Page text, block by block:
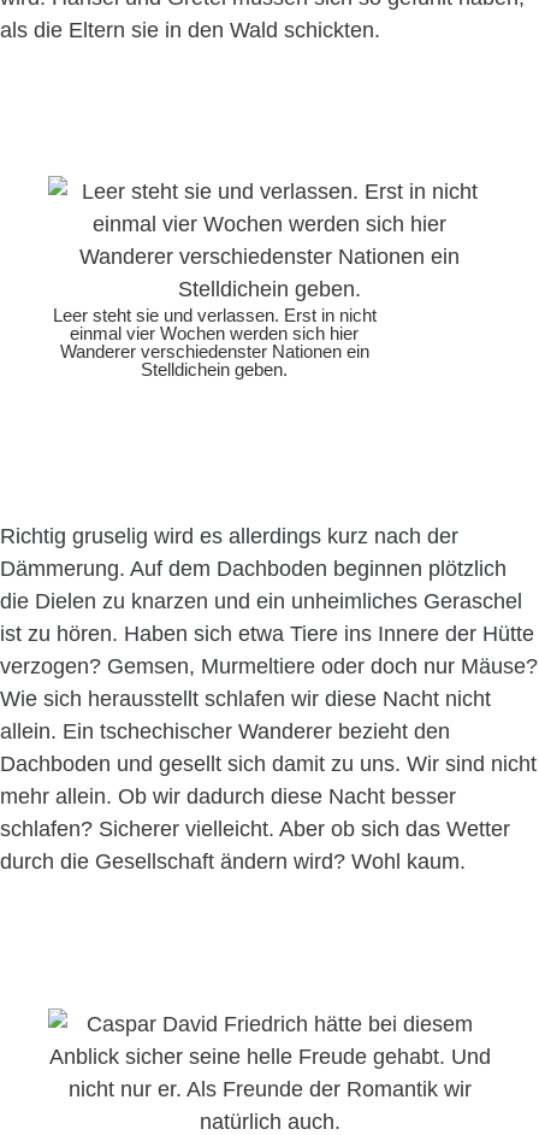
als die Eltern sie in den Wald schickten.
Leer steht sie und verlassen. Erst in nicht
einmal vier Wochen werden sich hier
Wanderer verschiedenster Nationen ein
Stelldichein geben.
Richtig gruselig wird es allerdings kurz nach der
Dämmerung. Auf dem Dachboden beginnen plötzlich
die Dielen zu knarzen und ein unheimliches Geraschel
ist zu hören. Haben sich etwa Tiere ins Innere der Hütte
verzogen? Gemsen, Murmeltiere oder doch nur Mäuse?
Wie sich herausstellt schlafen wir diese Nacht nicht
allein. Ein tschechischer Wanderer bezieht den
Dachboden und gesellt sich damit zu uns. Wir sind nicht
mehr allein. Ob wir dadurch diese Nacht besser
schlafen? Sicherer vielleicht. Aber ob sich das Wetter
durch die Gesellschaft ändern wird? Wohl kaum.